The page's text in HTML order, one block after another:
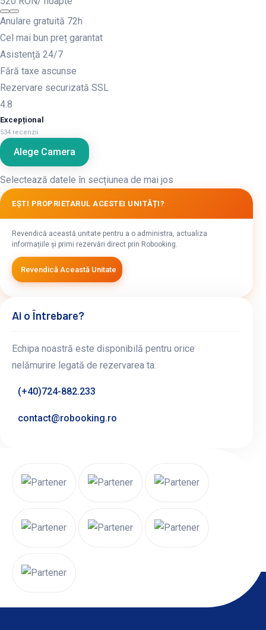
Anulare gratuită 72h
Cel mai bun preț garantat
Asistență 24/7
Fără taxe ascunse
Rezervare securizată SSL
4.8
Excepțional
534 recenzii
Alege Camera
Selectează datele în secțiunea de mai jos
EȘTI PROPRIETARUL ACESTEI UNITĂȚI?
Revendică această unitate pentru a o administra, actualiza
informațiile și primi rezervări direct prin Robooking.
Revendică Această Unitate
Ai o Întrebare?
Echipa noastră este disponibilă pentru orice
nelămurire legată de rezervarea ta.
(+40)724-882.233
contact@robooking.ro